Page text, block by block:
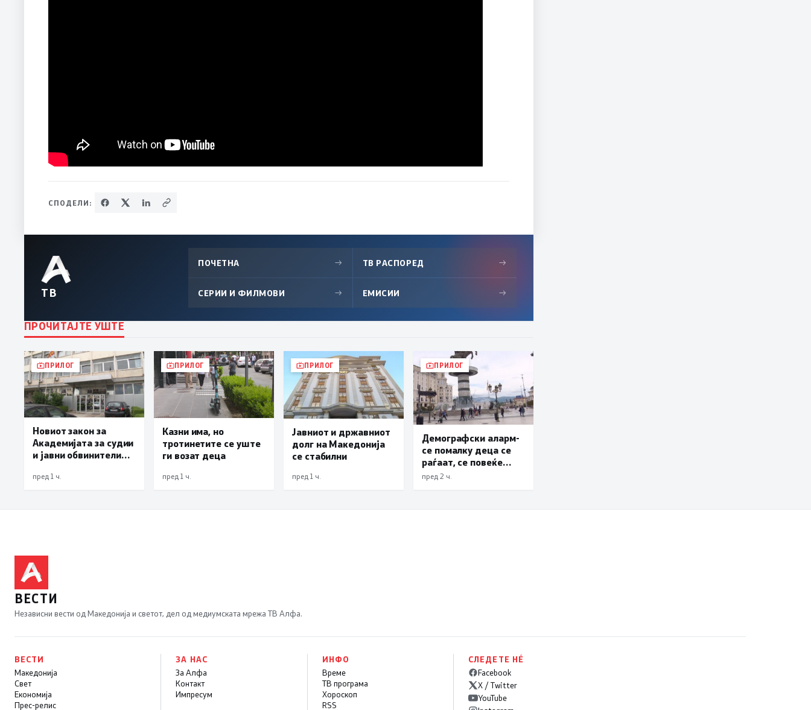
СПОДЕЛИ:
ТВ
ПОЧЕТНА → ТВ РАСПОРЕД →
СЕРИИ И ФИЛМОВИ → ЕМИСИИ →
ПРОЧИТАЈТЕ УШТЕ
ПРИЛОГ
Новиот закон за
Академијата за судии
и јавни обвинители
Собранието
пред 1 ч.
ПРИЛОГ
Казни има, но
тротинетите се уште
ги возат деца
пред 1 ч.
ПРИЛОГ
Јавниот и државниот
долг на Македонија
се стабилни
пред 1 ч.
ПРИЛОГ
Демографски аларм-
се помалку деца се
раѓаат, се повеќе
млади се иселуваат,
пред 2 ч.
ВЕСТИ
Независни вести од Македонија и светот, дел од медиумската мрежа ТВ Алфа.
ВЕСТИ
Македонија
Свет
Економија
Прес-релис
ЗА НАС
За Алфа
Контакт
Импресум
ИНФО
Време
ТВ програма
Хороскоп
RSS
СЛЕДЕТЕ НÉ
Facebook
X / Twitter
YouTube